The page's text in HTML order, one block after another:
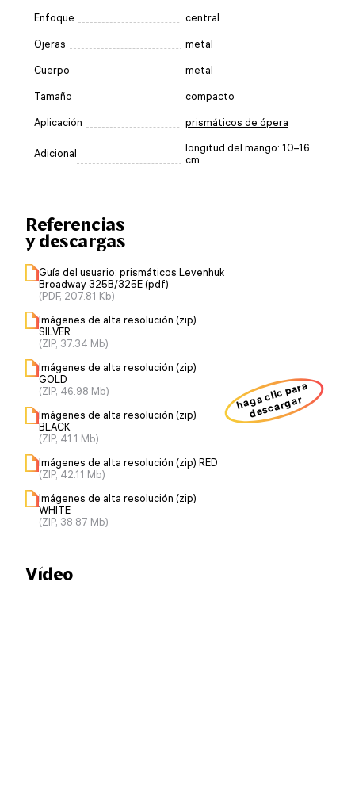
Enfoque central
Ojeras metal
Cuerpo metal
Tamaño compacto
Aplicación prismáticos de ópera
Adicional
longitud del mango: 10–16
cm
Referencias
y descargas
Guía del usuario: prismáticos Levenhuk
Broadway 325B/325E (pdf)
(PDF, 207.81 Kb)
Imágenes de alta resolución (zip)
SILVER
(ZIP, 37.34 Mb)
Imágenes de alta resolución (zip)
GOLD
(ZIP, 46.98 Mb)
Imágenes de alta resolución (zip)
BLACK
(ZIP, 41.1 Mb)
Imágenes de alta resolución (zip) RED
(ZIP, 42.11 Mb)
Imágenes de alta resolución (zip)
WHITE
(ZIP, 38.87 Mb)
haga clic para
descargar
Vídeo